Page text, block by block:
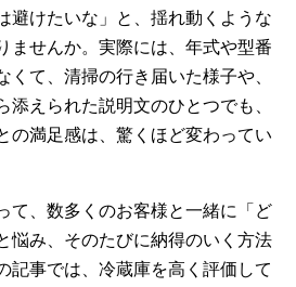
避けたいな」と、揺れ動くような
ませんか。実際には、年式や型番
くて、清掃の行き届いた様子や、
添えられた説明文のひとつでも、
の満足感は、驚くほど変わってい
て、数多くのお客様と一緒に「ど
悩み、そのたびに納得のいく方法
記事では、冷蔵庫を高く評価して